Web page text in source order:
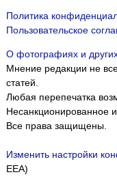
Политика
Пользовательское
О фотографиях и
Мнение редакции не
статей.
Любая перепечатка
Несанкционированное
Все права защищены.
Изменить настройки
EEA)